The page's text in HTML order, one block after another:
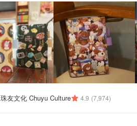
珠友文化 Chuyu Culture 4.9 (7,974)